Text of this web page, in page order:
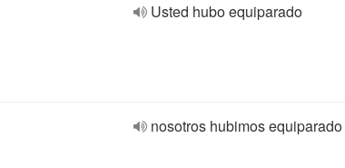
Usted hubo equiparado
nosotros hubimos equiparado